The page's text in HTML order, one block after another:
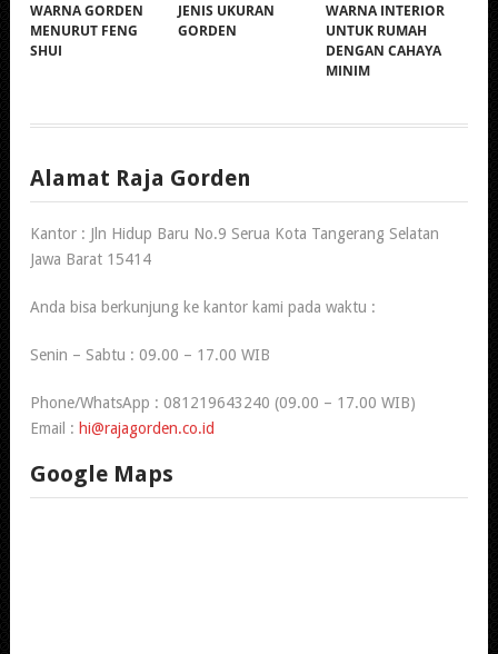
WARNA GORDEN
MENURUT FENG
SHUI
JENIS UKURAN
GORDEN
WARNA INTERIOR
UNTUK RUMAH
DENGAN CAHAYA
MINIM
Alamat Raja Gorden
Kantor : Jln Hidup Baru No.9 Serua Kota Tangerang Selatan
Jawa Barat 15414
Anda bisa berkunjung ke kantor kami pada waktu :
Senin – Sabtu : 09.00 – 17.00 WIB
Phone/WhatsApp : 081219643240 (09.00 – 17.00 WIB)
Email : hi@rajagorden.co.id
Google Maps